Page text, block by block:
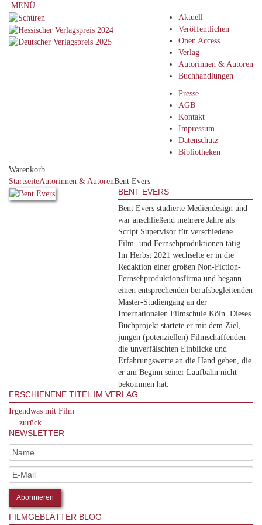
MENÜ
Aktuell
Veröffentlichen
Open Access
Verlag
Autorinnen & Autoren
Buchhandlungen
Presse
AGB
Kontakt
Impressum
Datenschutz
Bibliotheken
Warenkorb
StartseiteAutorinnen & AutorenBent Evers
BENT EVERS
Bent Evers studierte Mediendesign und
war anschließend mehrere Jahre als
Script Supervisor für verschiedene
Film- und Fernsehproduktionen tätig.
Im Herbst 2021 wechselte er in die
Redaktion einer großen Non-Fiction-
Fernsehproduktionsfirma und begann
einen entsprechenden berufsbegleitenden
Master-Studiengang an der
Internationalen Filmschule Köln. Dieses
Buchprojekt startete er mit dem Ziel,
jungen (potenziellen) Filmschaffenden
die unverfälschten Einblicke und
Erfahrungswerte an die Hand geben, die
er am Beginn seiner Laufbahn nicht
bekommen hat.
ERSCHIENENE TITEL IM VERLAG
Irgendwas mit Film
… zurück
NEWSLETTER
FILMGEBLÄTTER BLOG